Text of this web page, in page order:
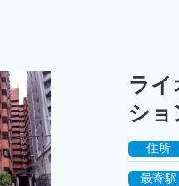
ラ
ショ
住所
最寄駅